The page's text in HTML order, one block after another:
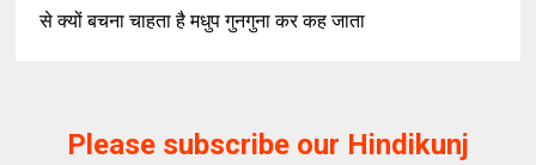
से क्यों बचना चाहता है मधुप गुनगुना कर कह जाता
Please subscribe our Hindikunj